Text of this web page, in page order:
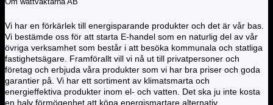
Vi har en förkärlek till energisparande produkter och det är vår bas.
Vi bestämde oss för att starta E-handel som en naturlig del av vår
övriga verksamhet som består i att besöka kommunala och statliga
fastighetsägare. Framförallt vill vi nå ut till privatpersoner och
företag och erbjuda våra produkter som vi har bra priser och goda
garantier på. Vi har ett sortiment av klimatsmarta och
energieffektiva produkter inom el- och vatten. Det ska ju inte kosta
en halv förmögenhet att köpa energismartare alternativ.